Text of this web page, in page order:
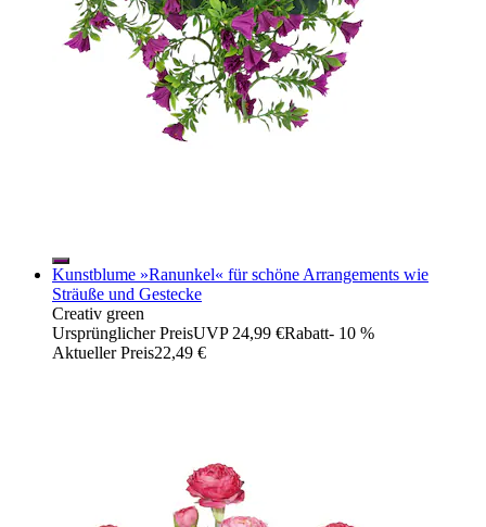
Kunstblume »Ranunkel« für schöne Arrangements wie
Sträuße und Gestecke
Creativ green
Ursprünglicher PreisUVP 24,99 €Rabatt- 10 %
Aktueller Preis22,49 €